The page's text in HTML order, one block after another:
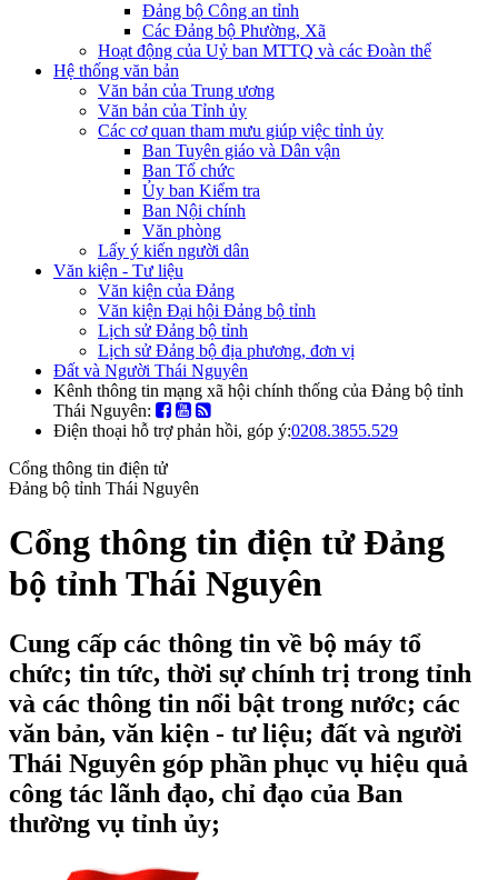
Đảng bộ Công an tỉnh
Các Đảng bộ Phường, Xã
Hoạt động của Uỷ ban MTTQ và các Đoàn thể
Hệ thống văn bản
Văn bản của Trung ương
Văn bản của Tỉnh ủy
Các cơ quan tham mưu giúp việc tỉnh ủy
Ban Tuyên giáo và Dân vận
Ban Tổ chức
Ủy ban Kiểm tra
Ban Nội chính
Văn phòng
Lấy ý kiến người dân
Văn kiện - Tư liệu
Văn kiện của Đảng
Văn kiện Đại hội Đảng bộ tỉnh
Lịch sử Đảng bộ tỉnh
Lịch sử Đảng bộ địa phương, đơn vị
Đất và Người Thái Nguyên
Kênh thông tin mạng xã hội chính thống của Đảng bộ tỉnh
Thái Nguyên:
Điện thoại hỗ trợ phản hồi, góp ý:0208.3855.529
Cổng thông tin điện tử
Đảng bộ tỉnh Thái Nguyên
Cổng thông tin điện tử Đảng
bộ tỉnh Thái Nguyên
Cung cấp các thông tin về bộ máy tổ
chức; tin tức, thời sự chính trị trong tỉnh
và các thông tin nổi bật trong nước; các
văn bản, văn kiện - tư liệu; đất và người
Thái Nguyên góp phần phục vụ hiệu quả
công tác lãnh đạo, chỉ đạo của Ban
thường vụ tỉnh ủy;